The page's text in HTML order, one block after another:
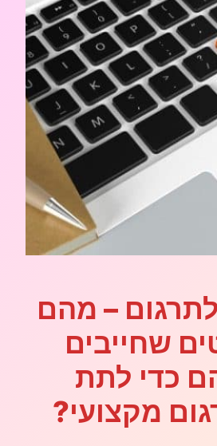
– מהם
שחייבים
כדי לתת
מקצועי?